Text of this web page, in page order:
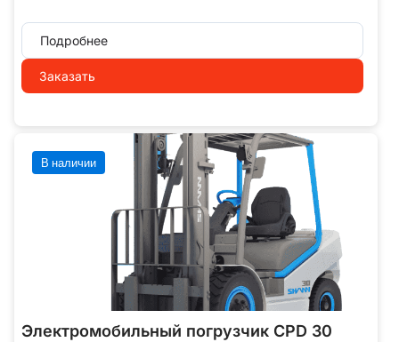
Подробнее
Заказать
В наличии
Электромобильный погрузчик CPD 30